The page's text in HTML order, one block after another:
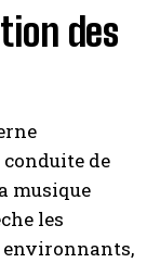
des
de
musique
les
environnants,